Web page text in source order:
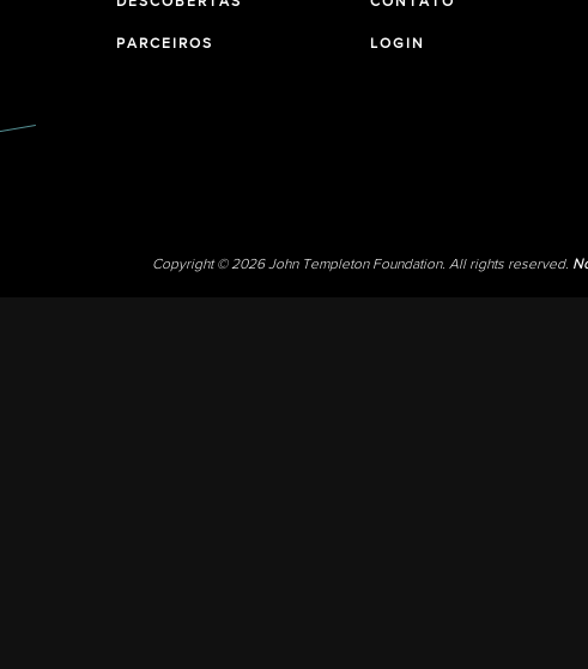
PARCEIROS LOGIN
Copyright © 2026 John Templeton Foundation. All rights reserved.